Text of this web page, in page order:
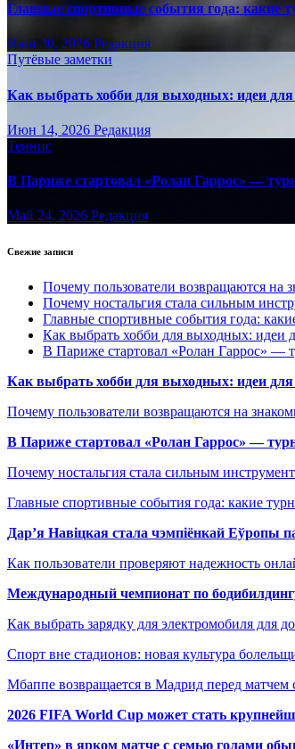
Главные спортивные события года: какие
Июн 30, 2026 Редакция
Путёвые заметки
Как выбрать хобби для выходных: идеи для
Июн 14, 2026 Редакция
Теннис
В Париже стартовал «Ролан Гаррос» —
Май 24, 2026 Редакция
Свежие записи
Почему пользователи возвращаются
Почему ностальгия стала сильным
Главные спортивные события года:
Как выбрать хобби для выходных: идеи
В Париже стартовал «Ролан Гаррос» —
Как выбрать хобби для выходных: идеи для
Почему пользователи возвращаются на
В Париже стартовал «Ролан Гаррос» —
Почему ностальгия стала сильным
Главные спортивные события года: какие
Дар’я Навіцкая стала чэмпіёнкай Еўропы
Как пользователи проверяют надежность
Международный чемпионат по
Как выбрать зарядку для электромобиля для
Спорт вне стадионов: новая культура
Мбаппе возвращается в Мадрид перед матчем
2026 FIFA World Cup может стать
«Интер» в ярком матче с семью голами